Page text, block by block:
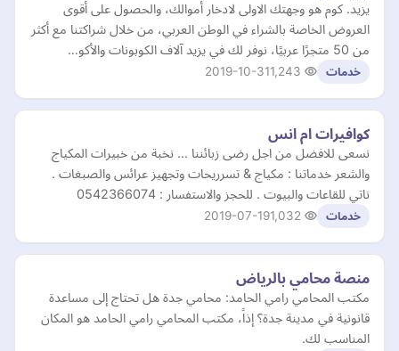
يزيد. كوم هو وجهتك الاولى لادخار أموالك، والحصول على أقوى
العروض الخاصة بالشراء في الوطن العربي، من خلال شراكتنا مع أكثر
من 50 متجرًا عربيًا، نوفر لك في يزيد آلاف الكوبونات والأكو…
خدمات 2019-10-31
كوافيرات ام انس
نسعى للافضل من اجل رضى زبائننا ... نخبة من خبيرات المكياج
والشعر خدماتنا : مكياج & تسرريحات وتجهيز عرائس والصبغات .
ناتي للقاعات والبيوت . للحجز والاستفسار : 0542366074
خدمات 2019-07-19
منصة محامي بالرياض
مكتب المحامي رامي الحامد: محامي جدة هل تحتاج إلى مساعدة
قانونية في مدينة جدة؟ إذاً، مكتب المحامي رامي الحامد هو المكان
المناسب لك.